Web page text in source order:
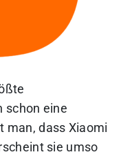
schon eine
man, dass Xiaomi
sie umso